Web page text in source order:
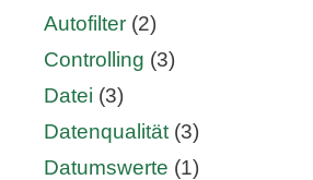
Autofilter (2)
Controlling (3)
Datei (3)
Datenqualität (3)
Datumswerte (1)